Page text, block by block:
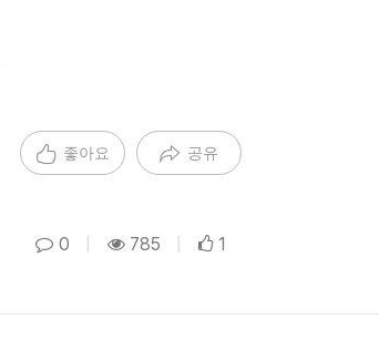
좋아요 공유
0 785 1